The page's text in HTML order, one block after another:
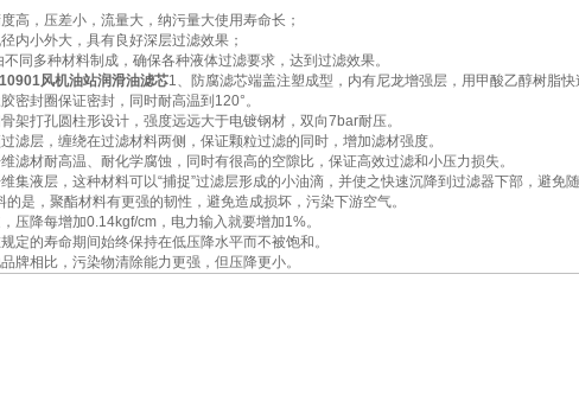
高，压差小，流量大，纳污量大使用寿命长；
内小外大，具有良好深层过滤效果；
同多种材料制成，确保各种液体过滤要求，达到过滤效果。
风机油站润滑油滤芯1、防腐滤芯端盖注塑成型，内有尼龙增强层，用甲酸乙醇树脂快
密封圈保证密封，同时耐高温到120°。
架打孔圆柱形设计，强度远远大于电镀钢材，双向7bar耐压。
滤层，缠绕在过滤材料两侧，保证颗粒过滤的同时，增加滤材强度。
滤材耐高温、耐化学腐蚀，同时有很高的空隙比，保证高效过滤和小压力损失。
集液层，这种材料可以“捕捉”过滤层形成的小油滴，并使之快速沉降到过滤器下部，避免
的是，聚酯材料有更强的韧性，避免造成损坏，污染下游空气。
压降每增加0.14kgf/cm，电力输入就要增加1%。
定的寿命期间始终保持在低压降水平而不被饱和。
牌相比，污染物清除能力更强，但压降更小。